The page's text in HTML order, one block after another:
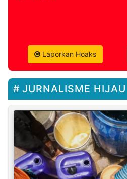
Laporkan Hoaks
JURNALISME HIJAU